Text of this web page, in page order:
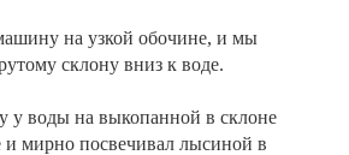
на узкой обочине, и мы
склону вниз к воде.
у воды на выкопанной в склоне
и мирно посвечивал лысиной в